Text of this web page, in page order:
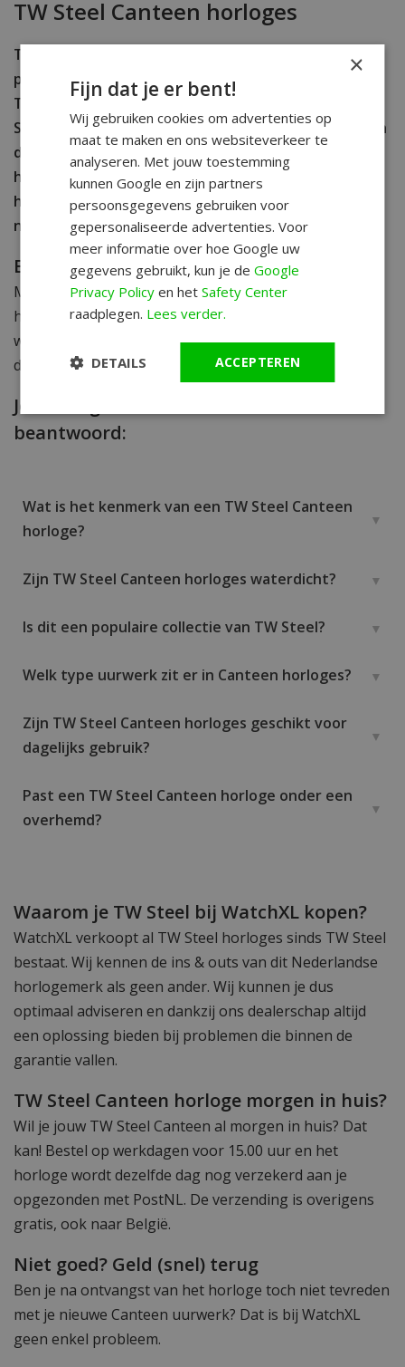
TW Steel Canteen horloges
TW Steel Canteen horloge collectie is zowat de alle
populairste TW Steel collectie en bevat horloges die
TW Steel groot hebben gemaakt. Je zult bij deze TW
Steel polshorloges direct de opvallende kroonkap en
de stalen rivets op de horlogebanden herkennen:
het zijn de beeldmerken van dit Nederlandse
horlogemerk. De nieuwste modellen vind je
natuurlijk bij WatchXL in onze webshop.
Een TW Steel Canteen voor iedereen!
Met een TW Steel Canteen horloge heb je een
herkenbaar sieraad om je pols, liefhebbers op de hele
wereld herkennen deze karakteristieke horloges
direct.
Jouw vragen over TW Steel Canteen
beantwoord:
Wat is het kenmerk van een TW Steel Canteen
horloge?
Zijn TW Steel Canteen horloges waterdicht?
Is dit een populaire collectie van TW Steel?
Welk type uurwerk zit er in Canteen horloges?
Zijn TW Steel Canteen horloges geschikt voor
dagelijks gebruik?
Past een TW Steel Canteen horloge onder een
overhemd?
Waarom je TW Steel bij WatchXL kopen?
WatchXL verkoopt al TW Steel horloges sinds TW Steel
bestaat. Wij kennen de ins & outs van dit Nederlandse
horlogemerk als geen ander. Wij kunnen je dus
optimaal adviseren en dankzij ons dealerschap altijd
een oplossing bieden bij problemen die binnen de
garantie vallen.
TW Steel Canteen horloge morgen in huis?
Wil je jouw TW Steel Canteen al morgen in huis? Dat
kan! Bestel op werkdagen voor 15.00 uur en het
horloge wordt dezelfde dag nog verzekerd aan je
opgezonden met PostNL. De verzending is overigens
gratis, ook naar België.
Niet goed? Geld (snel) terug
Ben je na ontvangst van het horloge toch niet tevreden
met je nieuwe Canteen uurwerk? Dat is bij WatchXL
geen enkel probleem.
×
Fijn dat je er bent!
Wij gebruiken cookies om advertenties op
maat te maken en ons websiteverkeer te
analyseren. Met jouw toestemming
kunnen Google en zijn partners
persoonsgegevens gebruiken voor
gepersonaliseerde advertenties. Voor
meer informatie over hoe Google uw
gegevens gebruikt, kun je deGoogle
Privacy Policy en hetSafety Center
raadplegen. Lees verder.
ACCEPTEREN
DETAILS